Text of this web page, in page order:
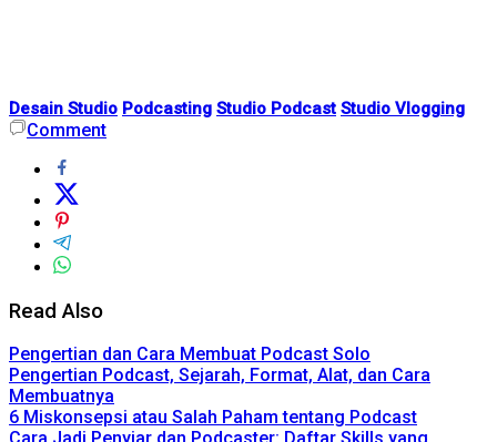
Desain Studio Podcasting Studio Podcast Studio Vlogging
Comment
Read Also
Pengertian dan Cara Membuat Podcast Solo
Pengertian Podcast, Sejarah, Format, Alat, dan Cara
Membuatnya
6 Miskonsepsi atau Salah Paham tentang Podcast